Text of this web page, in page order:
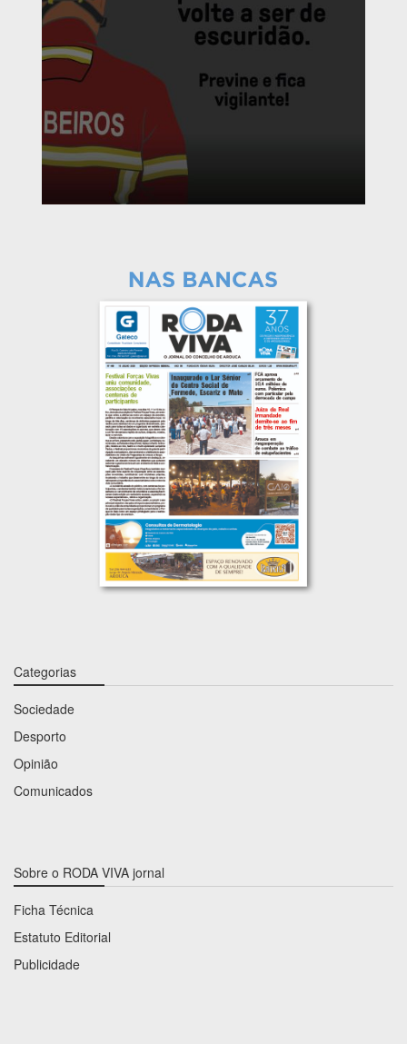
Categorias
Sociedade
Desporto
Opinião
Comunicados
Sobre o RODA VIVA jornal
Ficha Técnica
Estatuto Editorial
Publicidade